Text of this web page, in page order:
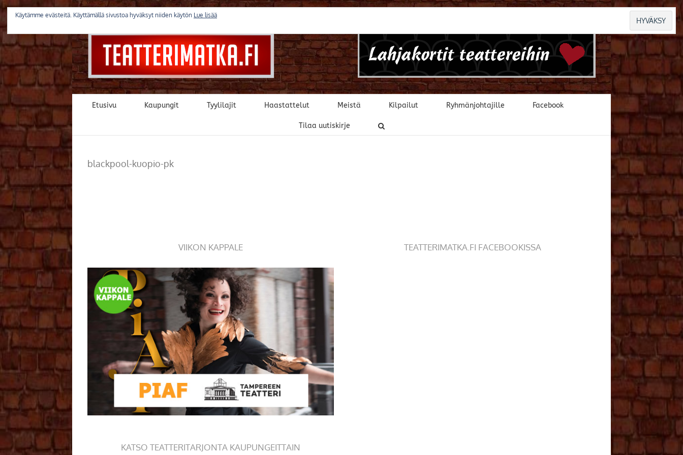
Skip
content
Etusivu Kaupungit Tyylilajit Haastattelut Meistä Kilpailut Ryhmänjohtajille Facebook
Tilaa uutiskirje
blackpool-kuopio-pk
VIIKON KAPPALE
KATSO TEATTERITARJONTA KAUPUNGEITTAIN
TEATTERIMATKA.FI FACEBOOKISSA
Käytämme evästeitä. Käyttämällä sivustoa hyväksyt niiden käytön Lue lisää